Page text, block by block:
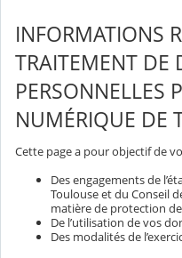
INFORMATIONS
TRAITEMENT DE
PERSONNELLES
NUMÉRIQUE DE
Cette page a pour objectif de
Des engagements de
Toulouse et du Conseil
matière de protection
De l’utilisation de vos
Des modalités de